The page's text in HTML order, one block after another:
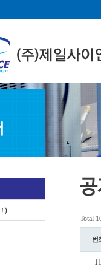
Total
번
11